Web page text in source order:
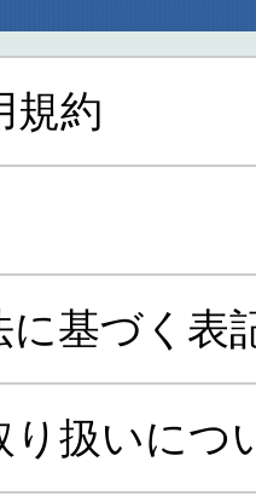
規約
に基づく表
り扱いにつ